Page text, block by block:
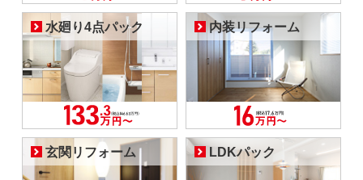
水廻り4点パック 内装リフォーム
玄関リフォーム LDKパック